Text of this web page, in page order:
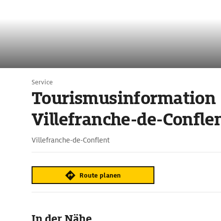
Service
Tourismusinformation
Villefranche-de-
Villefranche-de-Conflent
Route planen